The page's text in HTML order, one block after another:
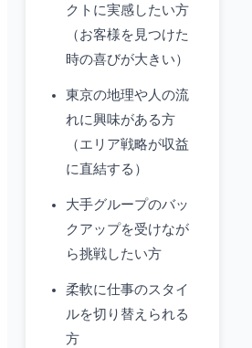
クトに実感したい方
（お客様を見つけた
時の喜びが大きい）
東京の地理や人の流
れに興味がある方
（エリア戦略が収益
に直結する）
大手グループのバッ
クアップを受けなが
ら挑戦したい方
柔軟に仕事のスタイ
ルを切り替えられる
方